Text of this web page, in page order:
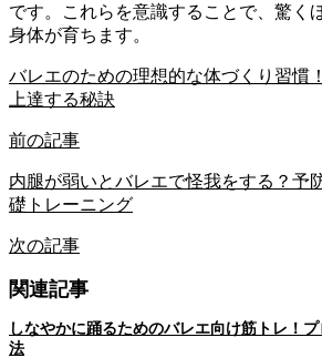
です。これらを意識することで、驚く
身体が育ちます。
バレエのための理想的な体づくり習慣
上達する秘訣
前の記事
内腿が弱いとバレエで怪我をする？予
礎トレーニング
次の記事
関連記事
しなやかに踊るためのバレエ向け筋トレ！
法